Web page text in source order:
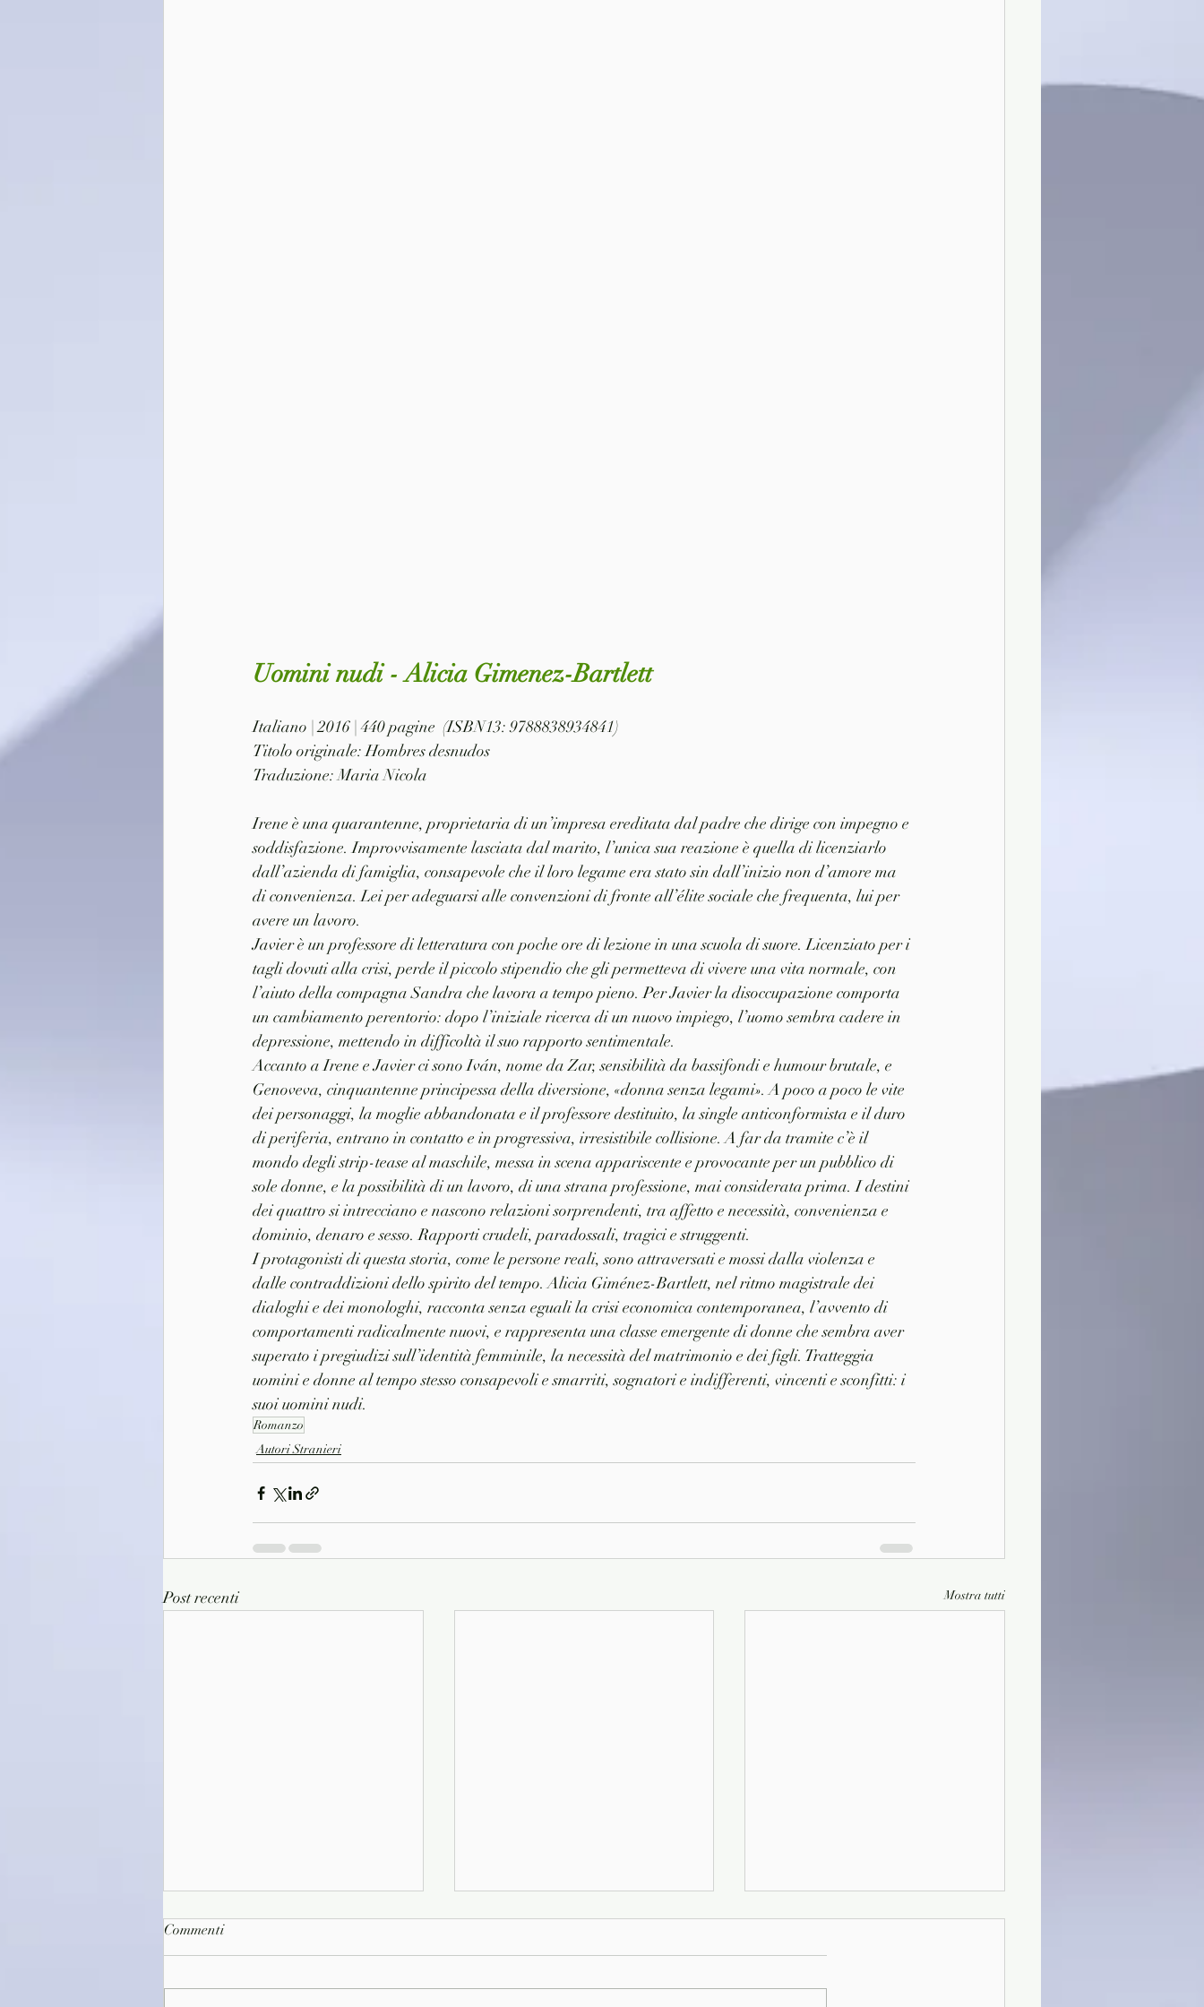
Uomini nudi - Alicia Gimenez-Bartlett
Italiano | 2016 | 440 pagine  (ISBN13: 9788838934841)
Titolo originale: Hombres desnudos
Traduzione: Maria Nicola
Irene è una quarantenne, proprietaria di un’impresa ereditata dal padre che dirige con impegno e
soddisfazione. Improvvisamente lasciata dal marito, l’unica sua reazione è quella di licenziarlo
dall’azienda di famiglia, consapevole che il loro legame era stato sin dall’inizio non d’amore ma
di convenienza. Lei per adeguarsi alle convenzioni di fronte all’élite sociale che frequenta, lui per
avere un lavoro.
Javier è un professore di letteratura con poche ore di lezione in una scuola di suore. Licenziato per i
tagli dovuti alla crisi, perde il piccolo stipendio che gli permetteva di vivere una vita normale, con
l’aiuto della compagna Sandra che lavora a tempo pieno. Per Javier la disoccupazione comporta
un cambiamento perentorio: dopo l’iniziale ricerca di un nuovo impiego, l’uomo sembra cadere in
depressione, mettendo in difficoltà il suo rapporto sentimentale.
Accanto a Irene e Javier ci sono Iván, nome da Zar, sensibilità da bassifondi e humour brutale, e
Genoveva, cinquantenne principessa della diversione, «donna senza legami». A poco a poco le vite
dei personaggi, la moglie abbandonata e il professore destituito, la single anticonformista e il duro
di periferia, entrano in contatto e in progressiva, irresistibile collisione. A far da tramite c’è il
mondo degli strip-tease al maschile, messa in scena appariscente e provocante per un pubblico di
sole donne, e la possibilità di un lavoro, di una strana professione, mai considerata prima. I destini
dei quattro si intrecciano e nascono relazioni sorprendenti, tra affetto e necessità, convenienza e
dominio, denaro e sesso. Rapporti crudeli, paradossali, tragici e struggenti.
I protagonisti di questa storia, come le persone reali, sono attraversati e mossi dalla violenza e
dalle contraddizioni dello spirito del tempo. Alicia Giménez-Bartlett, nel ritmo magistrale dei
dialoghi e dei monologhi, racconta senza eguali la crisi economica contemporanea, l’avvento di
comportamenti radicalmente nuovi, e rappresenta una classe emergente di donne che sembra aver
superato i pregiudizi sull’identità femminile, la necessità del matrimonio e dei figli. Tratteggia
uomini e donne al tempo stesso consapevoli e smarriti, sognatori e indifferenti, vincenti e sconfitti: i
suoi uomini nudi.
Romanzo
Autori Stranieri
Post recenti Mostra tutti
Commenti